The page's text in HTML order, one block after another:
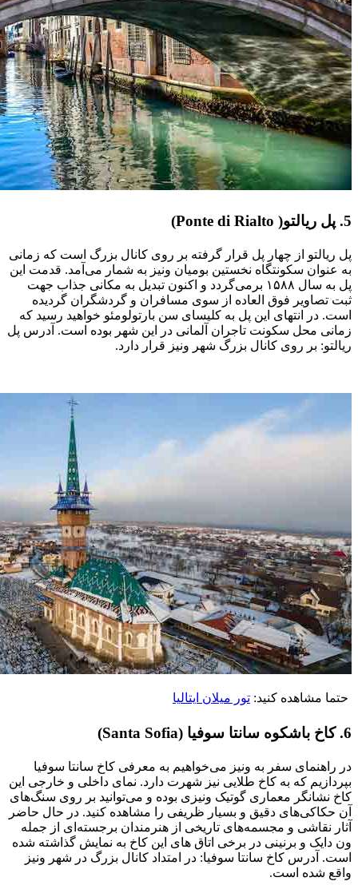
5. پل ریالتو( Ponte di Rialto)
پل ریالتو از چهار پل قرار گرفته بر روی کانال بزرگ است که زمانی
به عنوان سکونتگاه نخستین بومیان ونیز به شمار می‌آمد. قدمت این
پل به سال ۱۵۸۸ برمی‌گردد و اکنون تبدیل به مکانی جذاب جهت
ثبت تصاویر فوق العاده از سوی مسافران و گردشگران گردیده
است. در انتهای این پل به کلیسای سن بارتولومئو خواهید رسید که
زمانی محل سکونت تاجران آلمانی در این شهر بوده است. آدرس پل
ریالتو: بر روی کانال بزرگ شهر ونیز قرار دارد.
حتما مشاهده کنید: تور ميلان ايتاليا
6. کاخ باشکوه سانتا سوفیا (Santa Sofia)
در راهنمای سفر به ونیز می‌خواهیم به معرفی کاخ سانتا سوفیا
بپردازیم که به کاخ طلایی نیز شهرت دارد. نمای داخلی و خارجی این
کاخ نشانگر معماری گوتیک ونیزی بوده و می‌توانید بر روی سنگ‌های
آن حکاکی‌های دقیق و بسیار ظریفی را مشاهده کنید. در حال حاضر
آثار نقاشی و مجسمه‌های تاریخی از هنرمندان برجسته‌ای از جمله
ون دایک و برنینی در برخی اتاق های این کاخ به نمایش گذاشته شده
است. آدرس کاخ سانتا سوفیا: در امتداد کانال بزرگ در شهر ونیز
واقع شده است.